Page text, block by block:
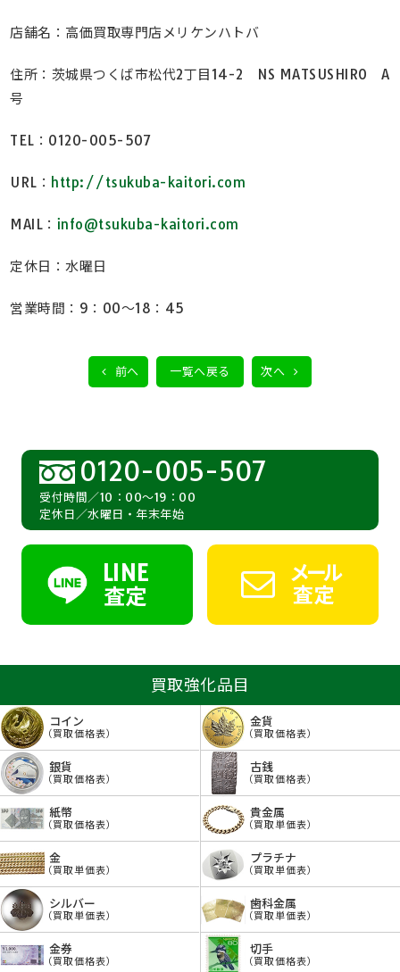
店舗名：高価買取専門店メリケンハトバ
住所：茨城県つくば市松代2丁目14-2 NS MATSUSHIRO A
号
TEL：0120-005-507
URL： http://tsukuba-kaitori.com
MAIL： info@tsukuba-kaitori.com
定休日：水曜日
営業時間：9：00～18：45
前へ 一覧へ戻る 次へ
0120-005-507
受付時間／10：00～19：00
定休日／水曜日・年末年始
LINE
査定
メール
査定
買取強化品目
コイン
（買取価格表）
金貨
（買取価格表）
銀貨
（買取価格表）
古銭
（買取価格表）
紙幣
（買取価格表）
貴金属
（買取単価表）
金
（買取単価表）
プラチナ
（買取単価表）
シルバー
（買取単価表）
歯科金属
（買取単価表）
金券
（買取価格表）
切手
（買取価格表）